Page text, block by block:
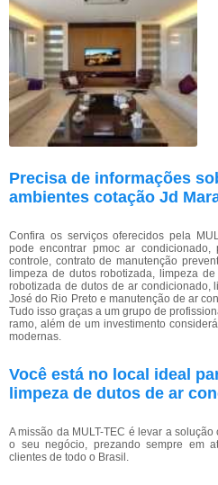
Precisa de informações
ambientes cotação Jd
Confira os serviços oferecidos pela
pode encontrar pmoc ar
controle, contrato de manutenção
limpeza de dutos robotizada, limpeza
robotizada de dutos de ar condicionado,
José do Rio Preto e manutenção de ar
Tudo isso graças a um grupo de
ramo, além de um investimento
modernas.
Você está no local ideal
limpeza de dutos de ar
A missão da MULT-TEC é levar a
o seu negócio, prezando sempre em
clientes de todo o Brasil.